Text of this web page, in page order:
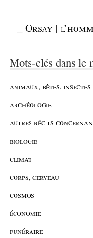
_Orsay |
Mots-clés dans le
animaux, bêtes, insectes
archéologie
autres récits
biologie
climat
corps, cerveau
cosmos
économie
funéraire